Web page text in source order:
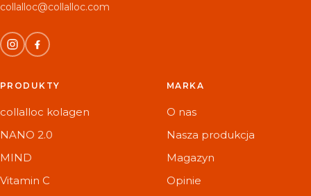
collalloc@collalloc.com
PRODUKTY
collalloc kolagen
NANO 2.0
MIND
Vitamin C
MARKA
O nas
Nasza produkcja
Magazyn
Opinie